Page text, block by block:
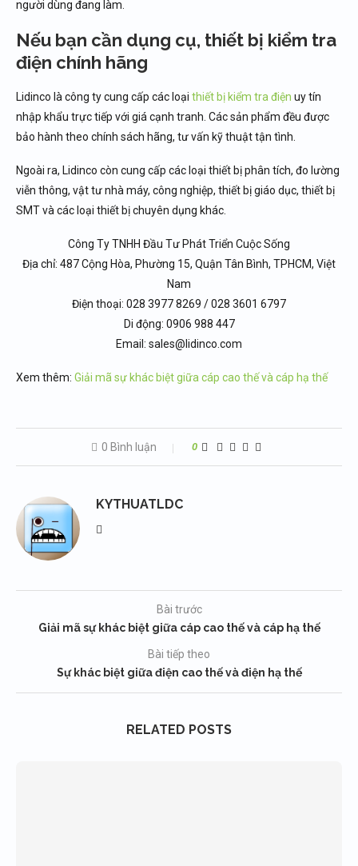
người dùng đang làm.
Nếu bạn cần dụng cụ, thiết bị kiểm tra
điện chính hãng
Lidinco là công ty cung cấp các loại thiết bị kiểm tra điện uy tín
nhập khẩu trực tiếp với giá cạnh tranh. Các sản phẩm đều được
bảo hành theo chính sách hãng, tư vấn kỹ thuật tận tình.
Ngoài ra, Lidinco còn cung cấp các loại thiết bị phân tích, đo lường
viễn thông, vật tư nhà máy, công nghiệp, thiết bị giáo dục, thiết bị
SMT và các loại thiết bị chuyên dụng khác.
Công Ty TNHH Đầu Tư Phát Triển Cuộc Sống
Địa chỉ: 487 Cộng Hòa, Phường 15, Quận Tân Bình, TPHCM, Việt
Nam
Điện thoại: 028 3977 8269 / 028 3601 6797
Di động: 0906 988 447
Email: sales@lidinco.com
Xem thêm: Giải mã sự khác biệt giữa cáp cao thế và cáp hạ thế
0 Bình luận 0
KYTHUATLDC
Bài trước
Giải mã sự khác biệt giữa cáp cao thế và cáp hạ thế
Bài tiếp theo
Sự khác biệt giữa điện cao thế và điện hạ thế
RELATED POSTS